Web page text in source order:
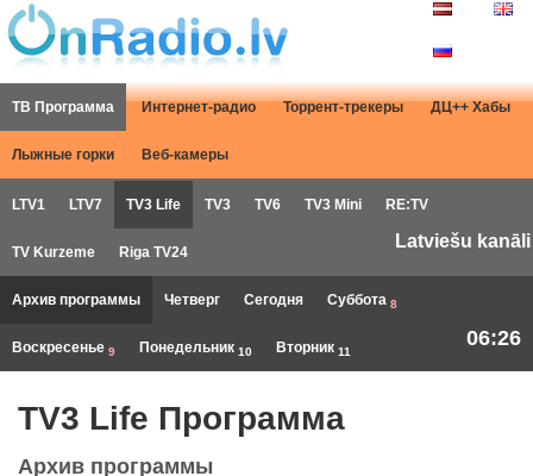
ТВ Программа Интернет-радио Торрент-трекеры ДЦ++ Хабы
Лыжные горки Веб-камеры
LTV1 LTV7 TV3 Life TV3 TV6 TV3 Mini RE:TV
TV Kurzeme Riga TV24
Latviešu kanāli
Архив программы Четверг Сегодня Суббота 8
Воскресенье 9 Понедельник 10 Вторник 11
06:26
TV3 Life Программа
Архив программы